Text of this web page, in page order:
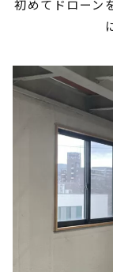
初めてドローン